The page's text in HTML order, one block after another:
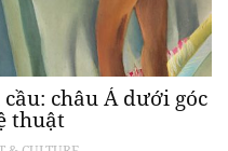
châu Á dưới góc
thuật